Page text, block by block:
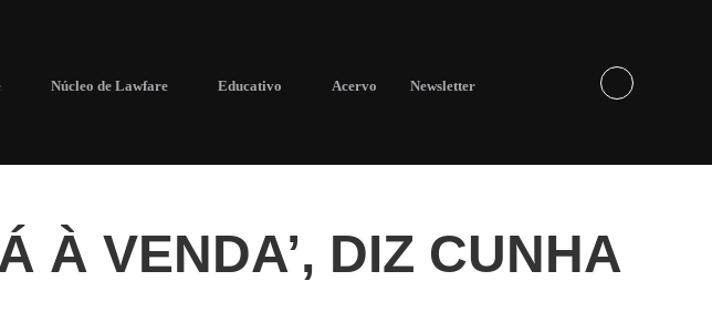
Núcleo de Lawfare Educativo Acervo Newsletter
À VENDA’, DIZ CUNHA